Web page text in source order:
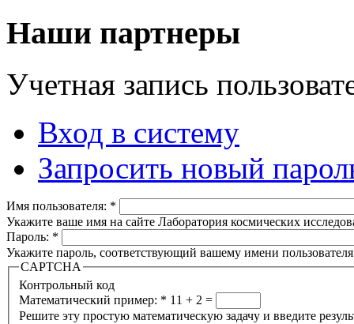
Наши партнеры
Учетная запись
Вход в систему
Запросить новый
Имя пользователя: *
Укажите ваше имя на сайте Лаборатория космических
Пароль: *
Укажите пароль, соответствующий вашему имени
CAPTCHA
Контрольный код
Математический пример: * 11 + 2 =
Решите эту простую математическую задачу и введите